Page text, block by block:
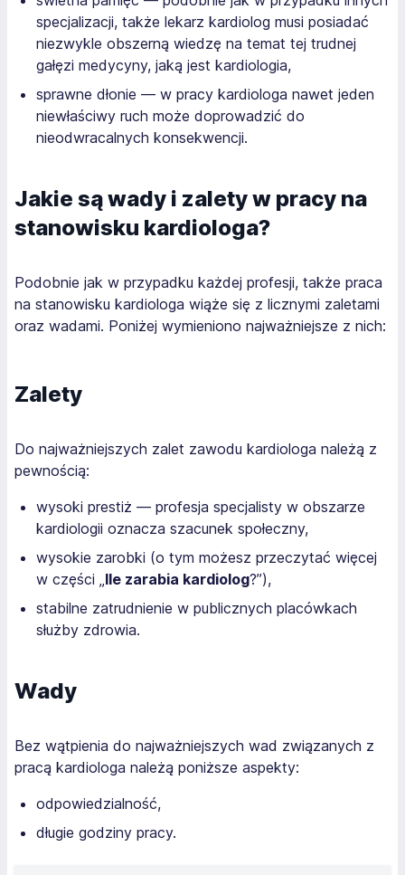
specjalizacji, także lekarz kardiolog musi posiadać
niezwykle obszerną wiedzę na temat tej trudnej
gałęzi medycyny, jaką jest kardiologia,
sprawne dłonie — w pracy kardiologa nawet jeden
niewłaściwy ruch może doprowadzić do
nieodwracalnych konsekwencji.
Jakie są wady i zalety w pracy na
stanowisku kardiologa?
Podobnie jak w przypadku każdej profesji, także praca
na stanowisku kardiologa wiąże się z licznymi zaletami
oraz wadami. Poniżej wymieniono najważniejsze z nich:
Zalety
Do najważniejszych zalet zawodu kardiologa należą z
pewnością:
wysoki prestiż — profesja specjalisty w obszarze
kardiologii oznacza szacunek społeczny,
wysokie zarobki (o tym możesz przeczytać więcej
w części „ Ile zarabia kardiolog?”),
stabilne zatrudnienie w publicznych placówkach
służby zdrowia.
Wady
Bez wątpienia do najważniejszych wad związanych z
pracą kardiologa należą poniższe aspekty:
odpowiedzialność,
długie godziny pracy.